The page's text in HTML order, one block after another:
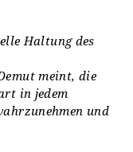
Haltung des
meint, die
in jedem
und